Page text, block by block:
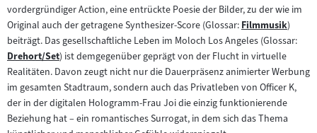
Inhalt:
vordergründiger Action, eine entrückte Poesie der Bilder, zu der wie im
Original auch der getragene Synthesizer-Score (Glossar:Zum
Inhalt:
Filmmusik)
beiträgt. Das gesellschaftliche Leben im Moloch Los Angeles (Glossar:
Zum
Inhalt:
Drehort/Set) ist demgegenüber geprägt von der Flucht in virtuelle
Realitäten. Davon zeugt nicht nur die Dauerpräsenz animierter Werbung
im gesamten Stadtraum, sondern auch das Privatleben von Officer K,
der in der digitalen Hologramm-Frau Joi die einzig funktionierende
Beziehung hat – ein romantisches Surrogat, in dem sich das Thema